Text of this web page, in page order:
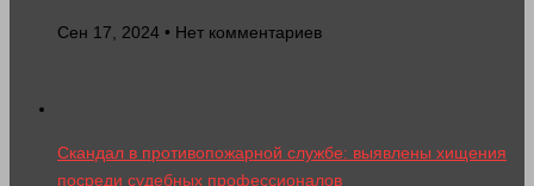
Сен 17, 2024 • Нет комментариев
Скандал в противопожарной службе: выявлены хищения
посреди судебных профессионалов